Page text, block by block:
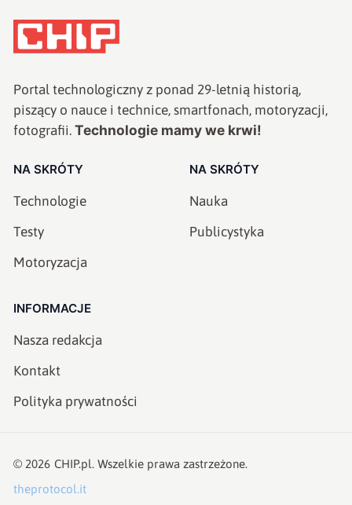
Portal technologiczny z ponad 29-letnią historią,
piszący o nauce i technice, smartfonach, motoryzacji,
fotografii. Technologie mamy we krwi!
NA SKRÓTY
Technologie
Testy
Motoryzacja
NA SKRÓTY
Nauka
Publicystyka
INFORMACJE
Nasza redakcja
Kontakt
Polityka prywatności
© 2026 CHIP.pl. Wszelkie prawa zastrzeżone.
theprotocol.it